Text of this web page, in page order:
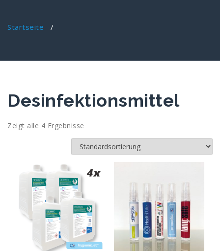
Startseite /
Desinfektionsmittel
Zeigt alle 4 Ergebnisse